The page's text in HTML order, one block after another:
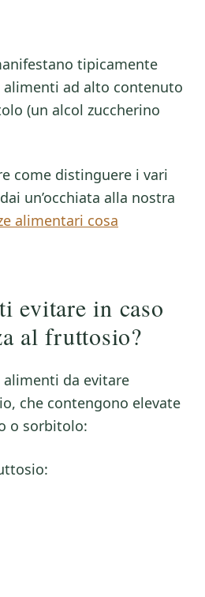
tipicamente
ad alto contenuto
(un alcol zuccherino
come distinguere i vari
un’occhiata alla nostra
alimentari cosa
evitare in caso
al fruttosio?
alimenti da evitare
che contengono elevate
o sorbitolo: